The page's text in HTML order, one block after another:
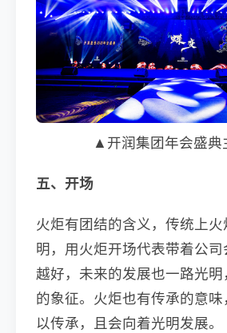
▲开润集团年会盛典
五、开场
火炬有团结的含义，传统上
明，用火炬开场代表带着公
越好，未来的发展也一路光
的象征。火炬也有传承的意
以传承，且会向着光明发展。